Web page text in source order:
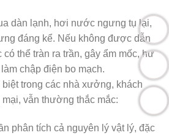
dàn lạnh, hơi nước ngưng tụ lại,
đáng kể. Nếu không được dẫn
thể tràn ra trần, gây ẩm mốc, hư
chập điện bo mạch.
trong các nhà xưởng, khách
mại, vẫn thường thắc mắc:
phân tích cả nguyên lý vật lý, đặc